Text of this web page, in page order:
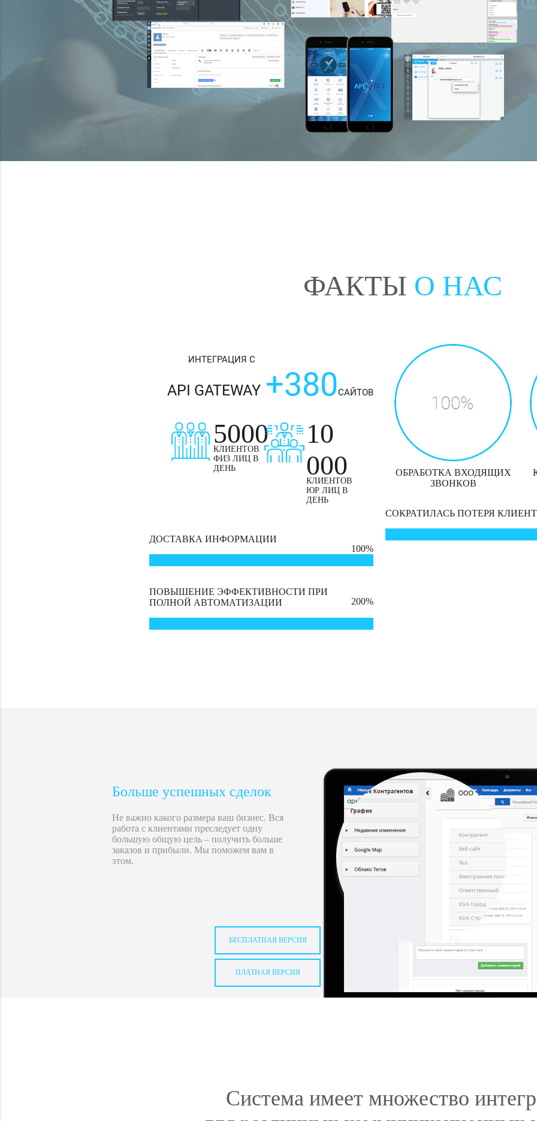
ФАКТЫ О НАС
ИНТЕГРАЦИЯ С
API GATEWAY +380САЙТОВ
5000
КЛИЕНТОВ
ФИЗ ЛИЦ В
ДЕНЬ
10
000
КЛИЕНТОВ
ЮР ЛИЦ В
ДЕНЬ
100%
ДОСТАВКА ИНФОРМАЦИИ
200%
ПОВЫШЕНИЕ ЭФФЕКТИВНОСТИ ПРИ
ПОЛНОЙ АВТОМАТИЗАЦИИ
ОБРАБОТКА ВХОДЯЩИХ
ЗВОНКОВ
СОКРАТИЛАСЬ ПОТЕРЯ
Больше успешных сделок
Не важно какого размера ваш бизнес. Вся
работа с клиентами преследует одну
большую общую цель – получить больше
заказов и прибыли. Мы поможем вам в
этом.
БЕСПЛАТНАЯ ВЕРСИЯ
ПЛАТНАЯ ВЕРСИЯ
Система имеет множество